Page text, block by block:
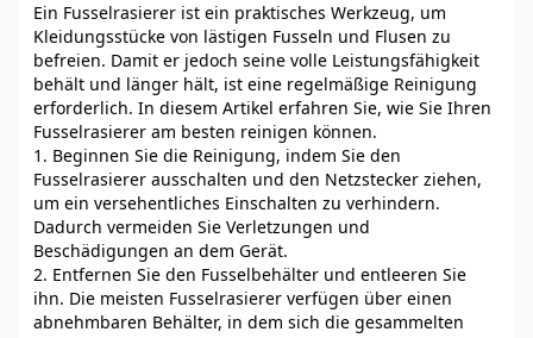
Ein Fusselrasierer ist ein praktisches Werkzeug, um
Kleidungsstücke von lästigen Fusseln und Flusen zu
befreien. Damit er jedoch seine volle Leistungsfähigkeit
behält und länger hält, ist eine regelmäßige Reinigung
erforderlich. In diesem Artikel erfahren Sie, wie Sie Ihren
Fusselrasierer am besten reinigen können.
1. Beginnen Sie die Reinigung, indem Sie den
Fusselrasierer ausschalten und den Netzstecker ziehen,
um ein versehentliches Einschalten zu verhindern.
Dadurch vermeiden Sie Verletzungen und
Beschädigungen an dem Gerät.
2. Entfernen Sie den Fusselbehälter und entleeren Sie
ihn. Die meisten Fusselrasierer verfügen über einen
abnehmbaren Behälter, in dem sich die gesammelten